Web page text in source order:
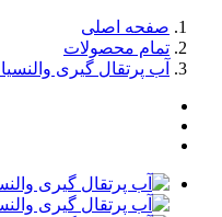
صفحه اصلی
تمام محصولات
آب پرتقال گیری والنسیا